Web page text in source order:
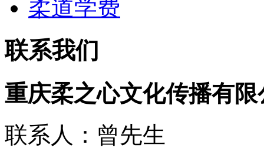
柔道学费
联系我们
重庆柔之心文化传播有限
联系人：曾先生